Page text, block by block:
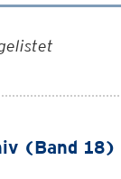
(Band 18)